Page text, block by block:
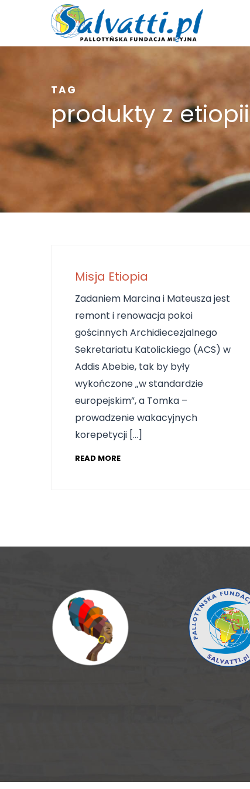
TAG
produkty z etiopii
Misja Etiopia
Zadaniem Marcina i Mateusza jest
remont i renowacja pokoi
gościnnych Archidiecezjalnego
Sekretariatu Katolickiego (ACS) w
Addis Abebie, tak by były
wykończone „w standardzie
europejskim”, a Tomka –
prowadzenie wakacyjnych
korepetycji […]
READ MORE